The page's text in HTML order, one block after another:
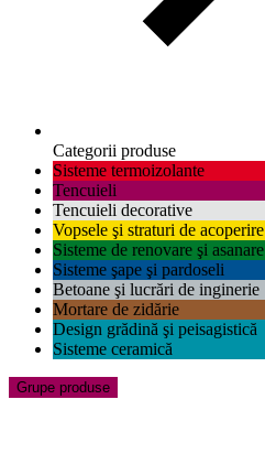
Categorii produse
Sisteme termoizolante
Tencuieli
Tencuieli decorative
Vopsele şi straturi de acoperire
Sisteme de renovare şi asanare
Sisteme şape şi pardoseli
Betoane şi lucrări de inginerie
Mortare de zidărie
Design grădină şi peisagistică
Sisteme ceramică
Grupe produse